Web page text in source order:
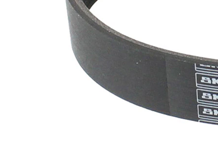
Material
curea
(etilen
propilen